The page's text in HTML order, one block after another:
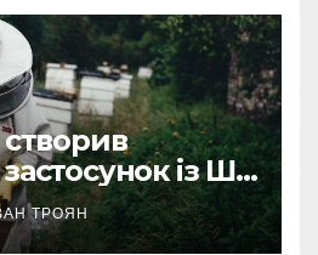
створив
із ШІ-
для бджолярів
ТРОЯН